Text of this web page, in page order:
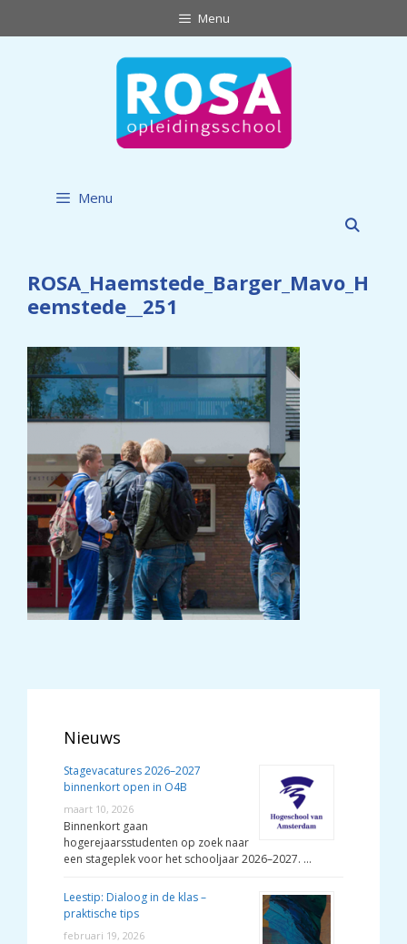
naar
Menu
Menu
ROSA_Haemstede_Barger_Mavo_H
eemstede__251
Nieuws
Stagevacatures 2026–2027
binnenkort open in O4B
maart 10, 2026
Binnenkort gaan
hogerejaarsstudenten op zoek naar
een stageplek voor het schooljaar 2026–2027. …
Leestip: Dialoog in de klas –
praktische tips
februari 19, 2026